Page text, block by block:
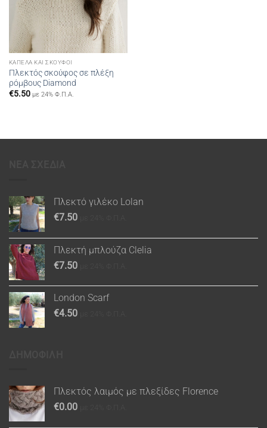
ΚΑΠΈΛΑ ΚΑΙ ΣΚΟΎΦΟΙ
Πλεκτός σκούφος σε πλέξη
ρόμβους Diamond
€5.50 με 24% Φ.Π.Α.
Πλεκτό γιλέκο Lolan
€7.50
Πλεκτή μπλούζα Clelia
€7.50
London Scarf
€4.50
Πλεκτός λαιμός με πλεξίδες Florence
€0.00